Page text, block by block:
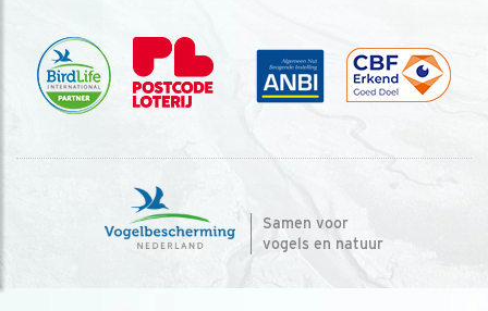
Samen voor
vogels en natuur